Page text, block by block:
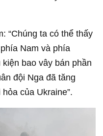
“Chúng ta có thể thấy
Nam và phía
bao vây bán phần
đội Nga đã tăng
của Ukraine”.